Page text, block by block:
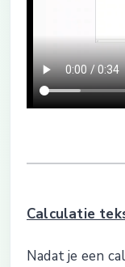
Calculatie
Nadat je een